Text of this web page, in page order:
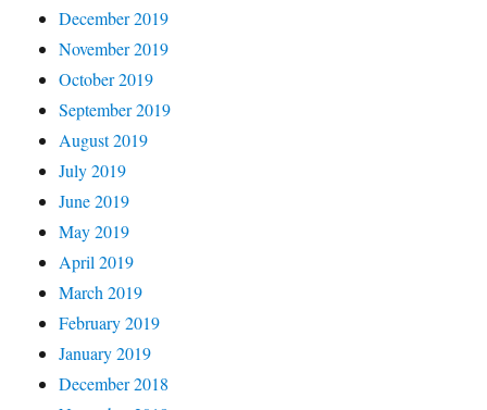
December 2019
November 2019
October 2019
September 2019
August 2019
July 2019
June 2019
May 2019
April 2019
March 2019
February 2019
January 2019
December 2018